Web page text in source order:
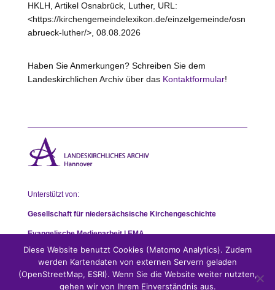
HKLH, Artikel Osnabrück, Luther, URL:
<https://kirchengemeindelexikon.de/einzelgemeinde/osn
abrueck-luther/>, 08.08.2026
Haben Sie Anmerkungen? Schreiben Sie dem
Landeskirchlichen Archiv über das Kontaktformular!
Unterstützt von:
Gesellschaft für niedersächsische Kirchengeschichte
Evangelische Medienarbeit | EMA
Diese Website benutzt Cookies (Matomo Analytics). Zudem
werden Kartendaten von externen Servern geladen
(OpenStreetMap, ESRI). Wenn Sie die Website weiter nutzten,
gehen wir von Ihrem Einverständnis aus.